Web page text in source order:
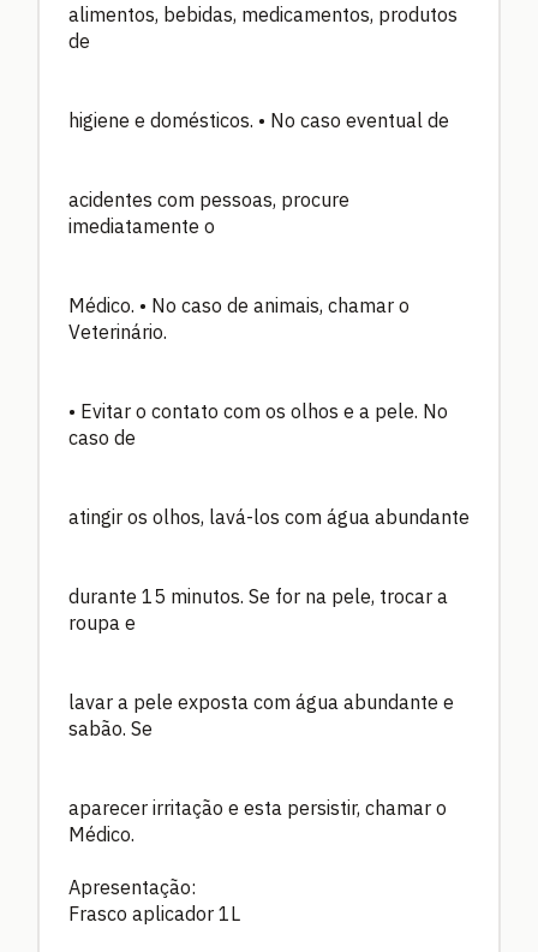
alimentos, bebidas, medicamentos, produtos
de
higiene e domésticos. • No caso eventual de
acidentes com pessoas, procure
imediatamente o
Médico. • No caso de animais, chamar o
Veterinário.
• Evitar o contato com os olhos e a pele. No
caso de
atingir os olhos, lavá-los com água abundante
durante 15 minutos. Se for na pele, trocar a
roupa e
lavar a pele exposta com água abundante e
sabão. Se
aparecer irritação e esta persistir, chamar o
Médico.
Apresentação:
Frasco aplicador 1L